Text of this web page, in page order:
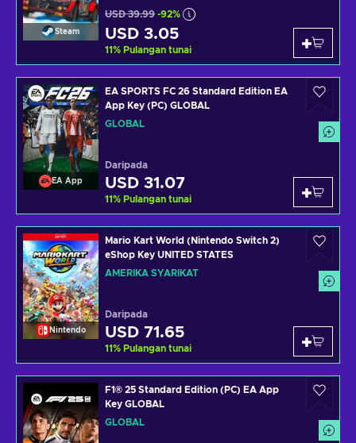
Steam
USD 39.99 -92%
USD 3.05
11% Pulangan tunai
EA App
EA SPORTS FC 26 Standard Edition EA
App Key (PC) GLOBAL
GLOBAL
Daripada
USD 31.07
11% Pulangan tunai
Nintendo
Mario Kart World (Nintendo Switch 2)
eShop Key UNITED STATES
AMERIKA SYARIKAT
Daripada
USD 71.65
11% Pulangan tunai
F1® 25 Standard Edition (PC) EA App
Key GLOBAL
GLOBAL